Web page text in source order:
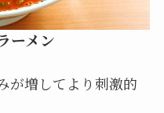
ーメン
が増してより刺激的